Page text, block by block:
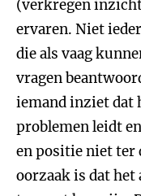
(verkregen
ervaren. Niet
die als vaag
vragen
iemand inziet dat
problemen leidt
en positie niet ter
oorzaak is dat